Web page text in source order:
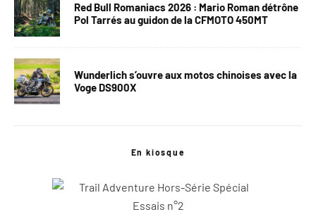
Red Bull Romaniacs 2026 : Mario Roman détrône
Pol Tarrés au guidon de la CFMOTO 450MT
Wunderlich s’ouvre aux motos chinoises avec la
Voge DS900X
En kiosque